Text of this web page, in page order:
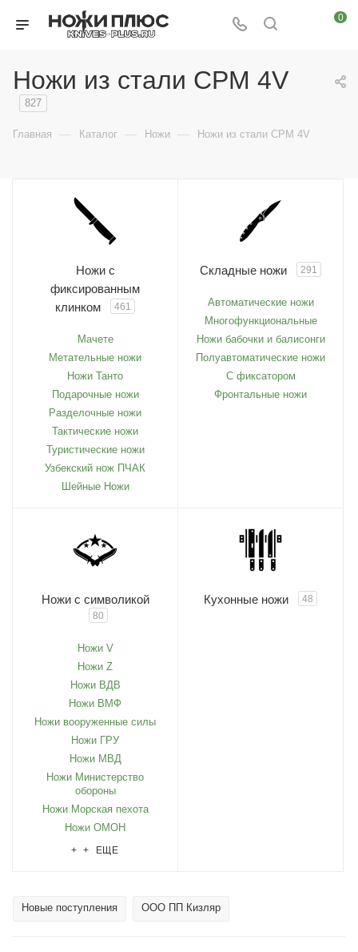
0
Ножи из стали CPM 4V
827
Главная — Каталог — Ножи — Ножи из стали CPM 4V
Ножи с
фиксированным
клинком
461
Мачете
Метательные ножи
Ножи Танто
Подарочные ножи
Разделочные ножи
Тактические ножи
Туристические ножи
Узбекский нож ПЧАК
Шейные Ножи
Складные ножи 291
Автоматические ножи
Многофункциональные
Ножи бабочки и балисонги
Полуавтоматические ножи
С фиксатором
Фронтальные ножи
Ножи с символикой
80
Ножи V
Ножи Z
Ножи ВДВ
Ножи ВМФ
Ножи вооруженные силы
Ножи ГРУ
Ножи МВД
Ножи Министерство
обороны
Ножи Морская пехота
Ножи ОМОН
+ + ЕЩЕ
Кухонные ножи 48
Новые поступления ООО ПП Кизляр